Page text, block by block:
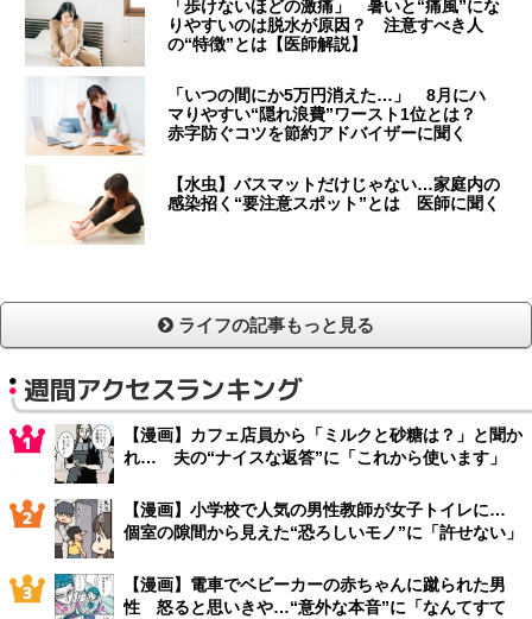
「歩けないほどの激痛」 暑いと“痛風”にな
りやすいのは脱水が原因？ 注意すべき人
の“特徴”とは【医師解説】
「いつの間にか5万円消えた…」 8月にハ
マりやすい“隠れ浪費”ワースト1位とは？
赤字防ぐコツを節約アドバイザーに聞く
【水虫】バスマットだけじゃない…家庭内の
感染招く“要注意スポット”とは 医師に聞く
ライフの記事もっと見る
週間アクセスランキング
【漫画】カフェ店員から「ミルクと砂糖は？」と聞か
れ… 夫の“ナイスな返答”に「これから使います」
【漫画】小学校で人気の男性教師が女子トイレに…
個室の隙間から見えた“恐ろしいモノ”に「許せない」
【漫画】電車でベビーカーの赤ちゃんに蹴られた男
性 怒ると思いきや…“意外な本音”に「なんてすて